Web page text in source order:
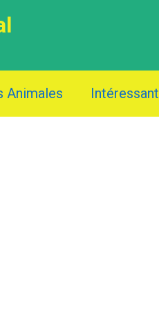
Animales Intéressant